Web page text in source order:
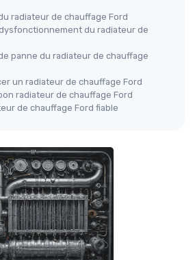
radiateur de chauffage Ford
du radiateur de
panne du radiateur de chauffage
un radiateur de chauffage Ford
radiateur de chauffage Ford
de chauffage Ford fiable